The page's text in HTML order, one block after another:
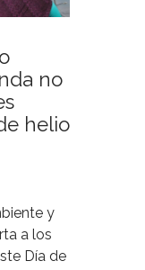
no
helio
y
a los
Día de